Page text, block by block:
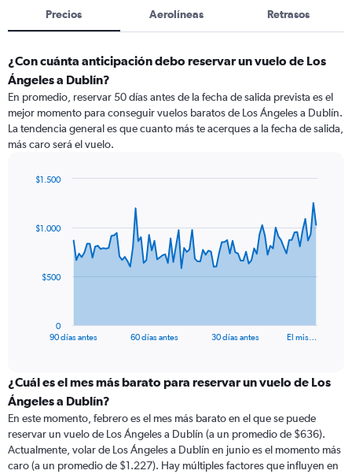
Precios Aerolíneas Retrasos
¿Con cuánta anticipación debo reservar un vuelo de Los
Ángeles a Dublín?
En promedio, reservar 50 días antes de la fecha de salida prevista es el
mejor momento para conseguir vuelos baratos de Los Ángeles a Dublín.
La tendencia general es que cuanto más te acerques a la fecha de salida,
más caro será el vuelo.
data
The
categories.
Range:
91
categories.
The
chart
has
90 días antes 60 días antes 30 días antes El mis…
0
$500
$1.000
$1.500
¿Cuál es el mes más barato para reservar un vuelo de Los
Ángeles a Dublín?
En este momento, febrero es el mes más barato en el que se puede
reservar un vuelo de Los Ángeles a Dublín (a un promedio de $636).
Actualmente, volar de Los Ángeles a Dublín en junio es el momento más
caro (a un promedio de $1.227). Hay múltiples factores que influyen en